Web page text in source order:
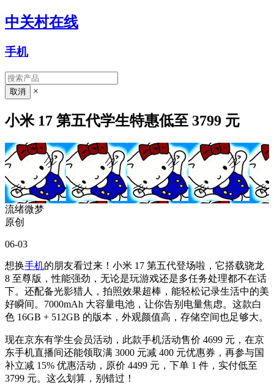
中关村在线
手机
×
小米 17 第五代学生特惠低至 3799 元
流绪微梦
原创
06-03
想换手机的朋友看过来！小米 17 第五代登场啦，它搭载骁龙
8 至尊版，性能强劲，无论是玩游戏还是多任务处理都不在话
下。还配备光影猎人，拍照效果超棒，能轻松记录生活中的美
好瞬间。7000mAh 大容量电池，让你告别电量焦虑。这款白
色 16GB + 512GB 的版本，外观颜值高，存储空间也足够大。
现在京东有学生会员活动，此款手机活动售价 4699 元，在京
东手机直播间还能领取满 3000 元减 400 元优惠券，再参与国
补立减 15% 优惠活动，原价 4499 元，下单 1 件，实付低至
3799 元。这么划算，别错过！